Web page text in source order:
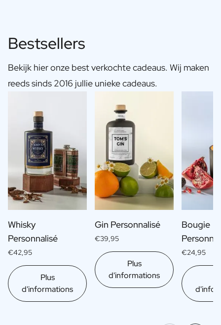
Bestsellers
Bekijk hier onze best verkochte cadeaus. Wij maken
reeds sinds 2016 jullie unieke cadeaus.
Whisky
Personnalisé
€42,95
Plus
d'informations
Gin Personnalisé
€39,95
Plus
d'informations
Bougie
€24,95